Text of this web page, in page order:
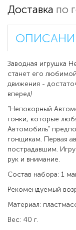
Доставка по
Заводная игрушка
станет его
движения -
вперед!
"Непокорный
гонки, которые
Автомобиль"
гонщикам. Первая
пострадавшим.
рук и внимание.
Состав набора: 1
Рекомендуемый
Материал:
Вес: 40 г.